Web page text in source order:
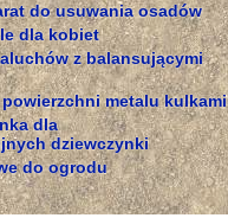
do usuwania osadów
dla kobiet
z balansującymi
metalu kulkami
dla
dziewczynki
do ogrodu